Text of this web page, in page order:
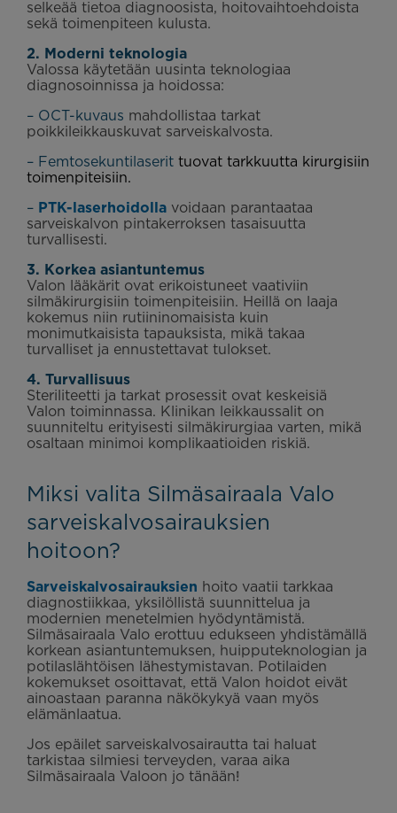
selkeää tietoa diagnoosista, hoitovaihtoehdoista
sekä toimenpiteen kulusta.
2. Moderni teknologia
Valossa käytetään uusinta teknologiaa
diagnosoinnissa ja hoidossa:
– OCT-kuvaus mahdollistaa tarkat
poikkileikkauskuvat sarveiskalvosta.
– Femtosekuntilaserit tuovat tarkkuutta kirurgisiin
toimenpiteisiin.
– PTK-laserhoidolla voidaan parantaataa
sarveiskalvon pintakerroksen tasaisuutta
turvallisesti.
3. Korkea asiantuntemus
Valon lääkärit ovat erikoistuneet vaativiin
silmäkirurgisiin toimenpiteisiin. Heillä on laaja
kokemus niin rutiininomaisista kuin
monimutkaisista tapauksista, mikä takaa
turvalliset ja ennustettavat tulokset.
4. Turvallisuus
Steriliteetti ja tarkat prosessit ovat keskeisiä
Valon toiminnassa. Klinikan leikkaussalit on
suunniteltu erityisesti silmäkirurgiaa varten, mikä
osaltaan minimoi komplikaatioiden riskiä.
Miksi valita Silmäsairaala Valo
sarveiskalvosairauksien
hoitoon?
Sarveiskalvosairauksien hoito vaatii tarkkaa
diagnostiikkaa, yksilöllistä suunnittelua ja
modernien menetelmien hyödyntämistä.
Silmäsairaala Valo erottuu edukseen yhdistämällä
korkean asiantuntemuksen, huipputeknologian ja
potilaslähtöisen lähestymistavan. Potilaiden
kokemukset osoittavat, että Valon hoidot eivät
ainoastaan paranna näkökykyä vaan myös
elämänlaatua.
Jos epäilet sarveiskalvosairautta tai haluat
tarkistaa silmiesi terveyden, varaa aika
Silmäsairaala Valoon jo tänään!